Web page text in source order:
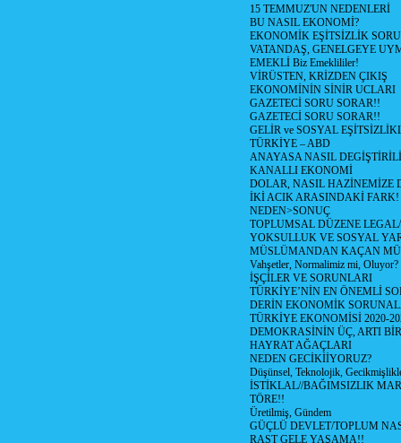
15 TEMMUZ'UN NEDENLERİ
BU NASIL EKONOMİ?
EKONOMİK EŞİTSİZLİK
VATANDAŞ, GENELGEYE
EMEKLİ Biz Emeklililer!
VİRÜSTEN, KRİZDEN ÇIKIŞ
EKONOMİNİN SİNİR UCLARI
GAZETECİ SORU SORAR!!
GAZETECİ SORU SORAR!!
GELİR ve SOSYAL
TÜRKİYE – ABD
ANAYASA NASIL
KANALLI EKONOMİ
DOLAR, NASIL HAZİNEMİZE
İKİ ACIK ARASINDAKİ FARK!
NEDEN>SONUÇ
TOPLUMSAL DÜZENE
YOKSULLUK VE SOSYAL
MÜSLÜMANDAN KAÇAN
Vahşetler, Normalimiz mi, Oluyor?
İŞÇİLER VE SORUNLARI
TÜRKİYE’NİN EN ÖNEMLİ
DERİN EKONOMİK
TÜRKİYE EKONOMİSİ 2020-
DEMOKRASİNİN ÜÇ, ARTI
HAYRAT AĞAÇLARI
NEDEN GECİKİİYORUZ?
Düşünsel, Teknolojik,
İSTİKLAL//BAĞIMSIZLIK
TÖRE!!
Üretilmiş, Gündem
GÜÇLÜ DEVLET/TOPLUM
RAST GELE YAŞAMA!!